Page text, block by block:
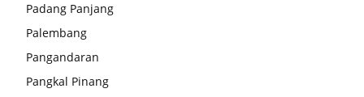
Padang Panjang
Palembang
Pangandaran
Pangkal Pinang